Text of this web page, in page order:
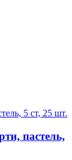
пастель,